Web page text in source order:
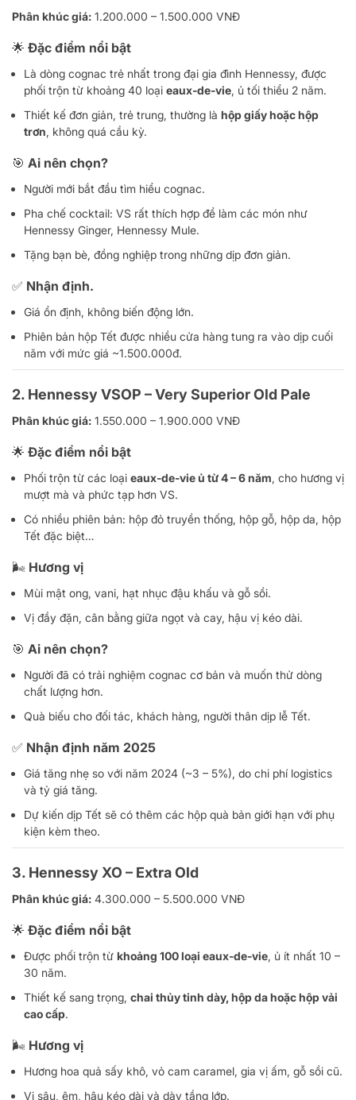
Phân khúc giá: 1.200.000 – 1.500.000 VNĐ
🌟 Đặc điểm nổi bật
Là dòng cognac trẻ nhất trong đại gia đình Hennessy, được
phối trộn từ khoảng 40 loại eaux-de-vie, ủ tối thiểu 2 năm.
Thiết kế đơn giản, trẻ trung, thường là hộp giấy hoặc hộp
trơn, không quá cầu kỳ.
🎯 Ai nên chọn?
Người mới bắt đầu tìm hiểu cognac.
Pha chế cocktail: VS rất thích hợp để làm các món như
Hennessy Ginger, Hennessy Mule.
Tặng bạn bè, đồng nghiệp trong những dịp đơn giản.
✅ Nhận định.
Giá ổn định, không biến động lớn.
Phiên bản hộp Tết được nhiều cửa hàng tung ra vào dịp cuối
năm với mức giá ~1.500.000đ.
2. Hennessy VSOP – Very Superior Old Pale
Phân khúc giá: 1.550.000 – 1.900.000 VNĐ
🌟 Đặc điểm nổi bật
Phối trộn từ các loại eaux-de-vie ủ từ 4 – 6 năm, cho hương vị
mượt mà và phức tạp hơn VS.
Có nhiều phiên bản: hộp đỏ truyền thống, hộp gỗ, hộp da, hộp
Tết đặc biệt…
🌬️ Hương vị
Mùi mật ong, vani, hạt nhục đậu khấu và gỗ sồi.
Vị đầy đặn, cân bằng giữa ngọt và cay, hậu vị kéo dài.
🎯 Ai nên chọn?
Người đã có trải nghiệm cognac cơ bản và muốn thử dòng
chất lượng hơn.
Quà biếu cho đối tác, khách hàng, người thân dịp lễ Tết.
✅ Nhận định năm 2025
Giá tăng nhẹ so với năm 2024 (~3 – 5%), do chi phí logistics
và tỷ giá tăng.
Dự kiến dịp Tết sẽ có thêm các hộp quà bản giới hạn với phụ
kiện kèm theo.
3. Hennessy XO – Extra Old
Phân khúc giá: 4.300.000 – 5.500.000 VNĐ
🌟 Đặc điểm nổi bật
Được phối trộn từ khoảng 100 loại eaux-de-vie, ủ ít nhất 10 –
30 năm.
Thiết kế sang trọng, chai thủy tinh dày, hộp da hoặc hộp vải
cao cấp.
🌬️ Hương vị
Hương hoa quả sấy khô, vỏ cam caramel, gia vị ấm, gỗ sồi cũ.
Vị sâu, êm, hậu kéo dài và dày tầng lớp.